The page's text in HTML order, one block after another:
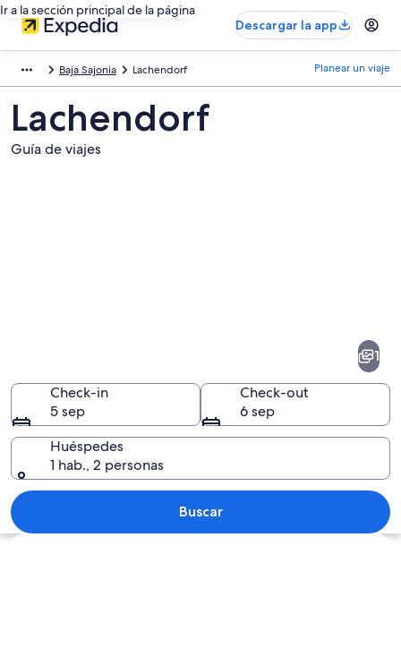
Ir a la sección principal de la página
Descargar la app
Baja Sajonia Lachendorf Planear un viaje
Lachendorf
Guía de viajes
Un río tranquilo con árboles y una
1
Check-in
5 sep
Check-out
6 sep
Huéspedes
1 hab., 2 personas
Buscar
Explorar mapa